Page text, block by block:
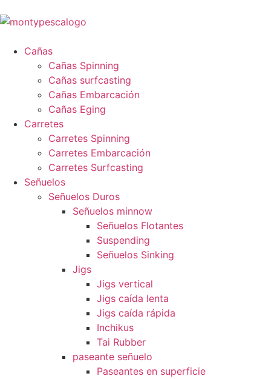
Cañas
Cañas Spinning
Cañas surfcasting
Cañas Embarcación
Cañas Eging
Carretes
Carretes Spinning
Carretes Embarcación
Carretes Surfcasting
Señuelos
Señuelos Duros
Señuelos minnow
Señuelos Flotantes
Suspending
Señuelos Sinking
Jigs
Jigs vertical
Jigs caída lenta
Jigs caída rápida
Inchikus
Tai Rubber
paseante señuelo
Paseantes en superficie